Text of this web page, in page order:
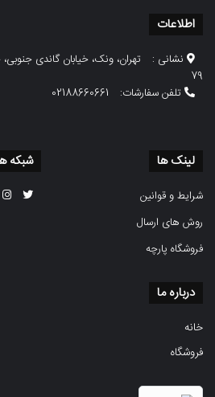
اطلاعات
نشانی :
79
تلفن سفارشات:
02188660661
لینک ها
شرایط و قوانین
روش های ارسال
فروشگاه پارچه
شبکه
درباره ما
خانه
فروشگاه